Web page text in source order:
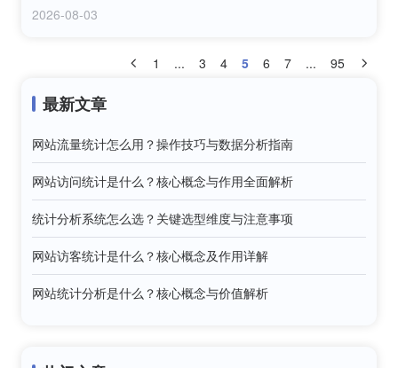
2026-08-03
1 ... 3 4 5 6 7 ... 95
最新文章
网站流量统计怎么用？操作技巧与数据分析指南
网站访问统计是什么？核心概念与作用全面解析
统计分析系统怎么选？关键选型维度与注意事项
网站访客统计是什么？核心概念及作用详解
网站统计分析是什么？核心概念与价值解析